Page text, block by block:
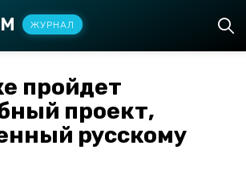
ЖУРНАЛ
пройдет
проект,
русскому